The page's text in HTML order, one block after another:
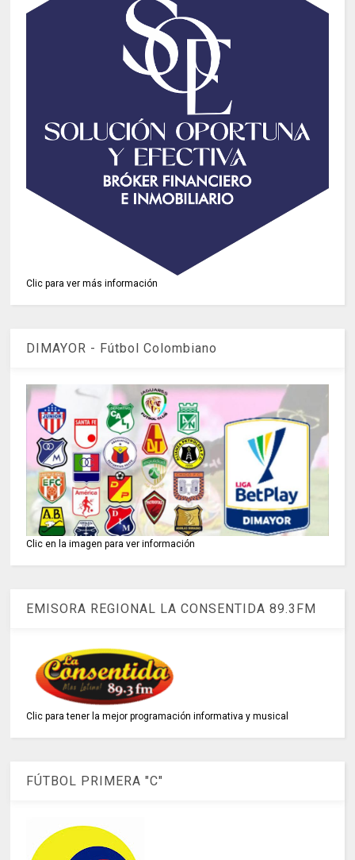
Clic para ver más información
DIMAYOR - Fútbol Colombiano
Clic en la imagen para ver información
EMISORA REGIONAL LA CONSENTIDA 89.3FM
Clic para tener la mejor programación informativa y musical
FÚTBOL PRIMERA "C"